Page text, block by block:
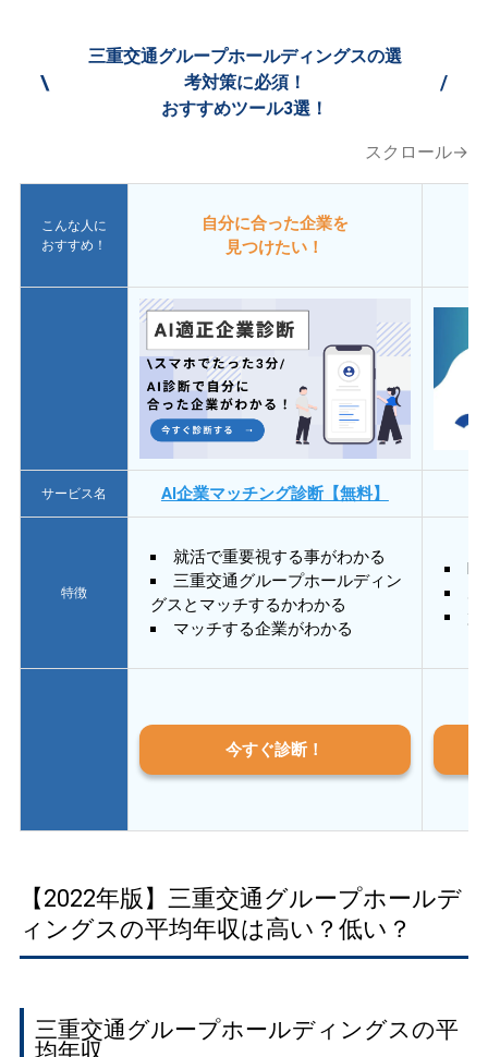
\
三重交通グループホールディングスの選
考対策に必須！
おすすめツール3選！
/
スクロール→
こんな人に
おすすめ！
自分に合った企業を
見つけたい！
サービス名 AI企業マッチング診断【無料】
特徴
就活で重要視する事がわかる
三重交通グループホールディン
グスとマッチするかわかる
マッチする企業がわかる
質
今すぐ診断！
【2022年版】三重交通グループホールデ
ィングスの平均年収は高い？低い？
三重交通グループホールディングスの平